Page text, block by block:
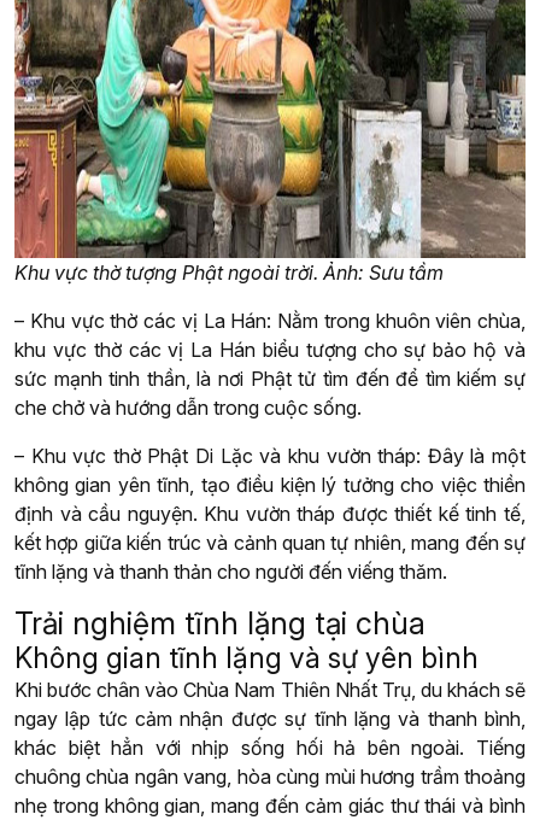
Khu vực thờ tượng Phật ngoài trời. Ảnh: Sưu tầm
– Khu vực thờ các vị La Hán: Nằm trong khuôn viên chùa,
khu vực thờ các vị La Hán biểu tượng cho sự bảo hộ và
sức mạnh tinh thần, là nơi Phật tử tìm đến để tìm kiếm sự
che chở và hướng dẫn trong cuộc sống.
– Khu vực thờ Phật Di Lặc và khu vườn tháp: Đây là một
không gian yên tĩnh, tạo điều kiện lý tưởng cho việc thiền
định và cầu nguyện. Khu vườn tháp được thiết kế tinh tế,
kết hợp giữa kiến trúc và cảnh quan tự nhiên, mang đến sự
tĩnh lặng và thanh thản cho người đến viếng thăm.
Trải nghiệm tĩnh lặng tại chùa
Không gian tĩnh lặng và sự yên bình
Khi bước chân vào Chùa Nam Thiên Nhất Trụ, du khách sẽ
ngay lập tức cảm nhận được sự tĩnh lặng và thanh bình,
khác biệt hẳn với nhịp sống hối hả bên ngoài. Tiếng
chuông chùa ngân vang, hòa cùng mùi hương trầm thoảng
nhẹ trong không gian, mang đến cảm giác thư thái và bình